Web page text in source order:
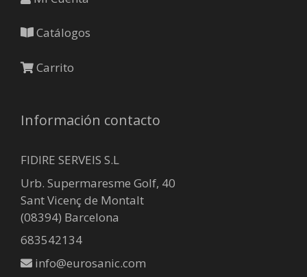
Catálogos
Carrito
Información contacto
FIDIRE SERVEIS S.L
Urb. Supermaresme Golf, 40
Sant Vicenç de Montalt
(08394) Barcelona
683542134
info@eurosanic.com